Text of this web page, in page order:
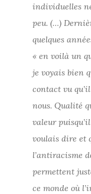
individuelles
peu. (…)
quelques
« en voilà un
je voyais bien
contact vu
nous. Qualité
valeur
voulais dire et
l’antiracisme
permettent
ce monde où